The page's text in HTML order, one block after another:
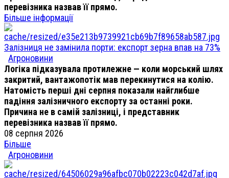
перевізника назвав її прямо.
Більше інформації
Залізниця не замінила порти: експорт зерна впав на 73%
Агроновини
Логіка підказувала протилежне — коли морський шлях
закритий, вантажопотік мав перекинутися на колію.
Натомість перші дні серпня показали найглибше
падіння залізничного експорту за останні роки.
Причина не в самій залізниці, і представник
перевізника назвав її прямо.
08 серпня 2026
Більше
Агроновини